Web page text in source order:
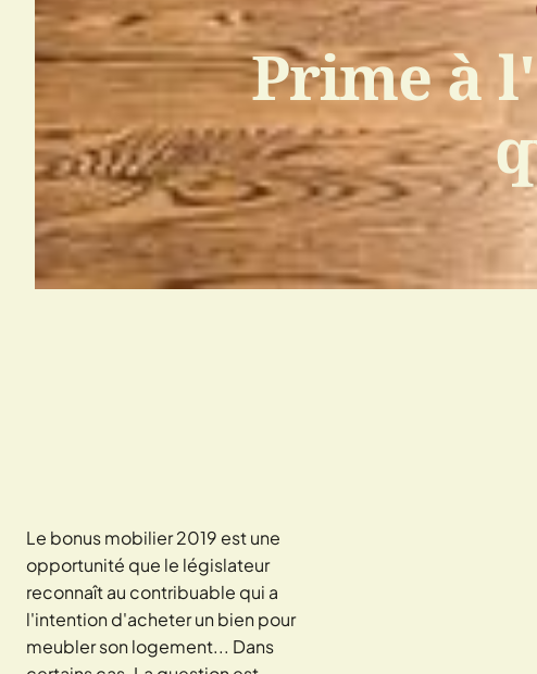
Prime à
Le bonus mobilier 2019 est une
opportunité que le législateur
reconnaît au contribuable qui a
l'intention d'acheter un bien pour
meubler son logement... Dans